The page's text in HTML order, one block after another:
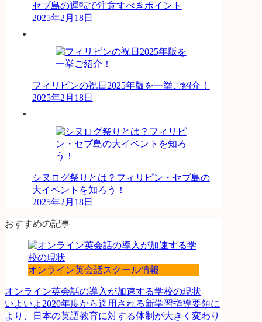
セブ島の運転で注意すべきポイント
2025年2月18日
フィリピンの祝日2025年版を一挙ご紹介！
2025年2月18日
シヌログ祭りとは？フィリピン・セブ島の
大イベントを知ろう！
2025年2月18日
おすすめの記事
オンライン英会話スクール情報
オンライン英会話の導入が加速する学校の現状
いよいよ2020年度から適用される新学習指導要領に
より、日本の英語教育に対する体制が大きく変わり